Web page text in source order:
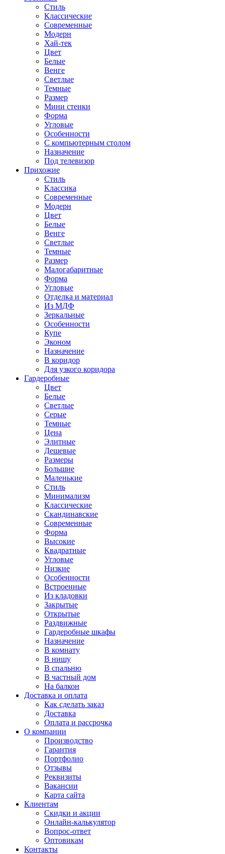
Стиль
Классические
Современные
Модерн
Хай-тек
Цвет
Белые
Венге
Светлые
Темные
Размер
Мини стенки
Форма
Угловые
Особенности
С компьютерным столом
Назначение
Под телевизор
Прихожие
Стиль
Классика
Современные
Модерн
Цвет
Белые
Венге
Светлые
Темные
Размер
Малогабаритные
Форма
Угловые
Отделка и материал
Из МДФ
Зеркальные
Особенности
Купе
Эконом
Назначение
В коридор
Для узкого коридора
Гардеробные
Цвет
Белые
Светлые
Серые
Темные
Цена
Элитные
Дешевые
Размеры
Большие
Маленькие
Стиль
Минимализм
Классические
Скандинавские
Современные
Форма
Высокие
Квадратные
Угловые
Низкие
Особенности
Встроенные
Из кладовки
Закрытые
Открытые
Раздвижные
Гардеробные шкафы
Назначение
В комнату
В нишу
В спальню
В частный дом
На балкон
Доставка и оплата
Как сделать заказ
Доставка
Оплата и рассрочка
О компании
Производство
Гарантия
Портфолио
Отзывы
Реквизиты
Вакансии
Карта сайта
Клиентам
Скидки и акции
Онлайн-калькулятор
Вопрос-ответ
Оптовикам
Контакты